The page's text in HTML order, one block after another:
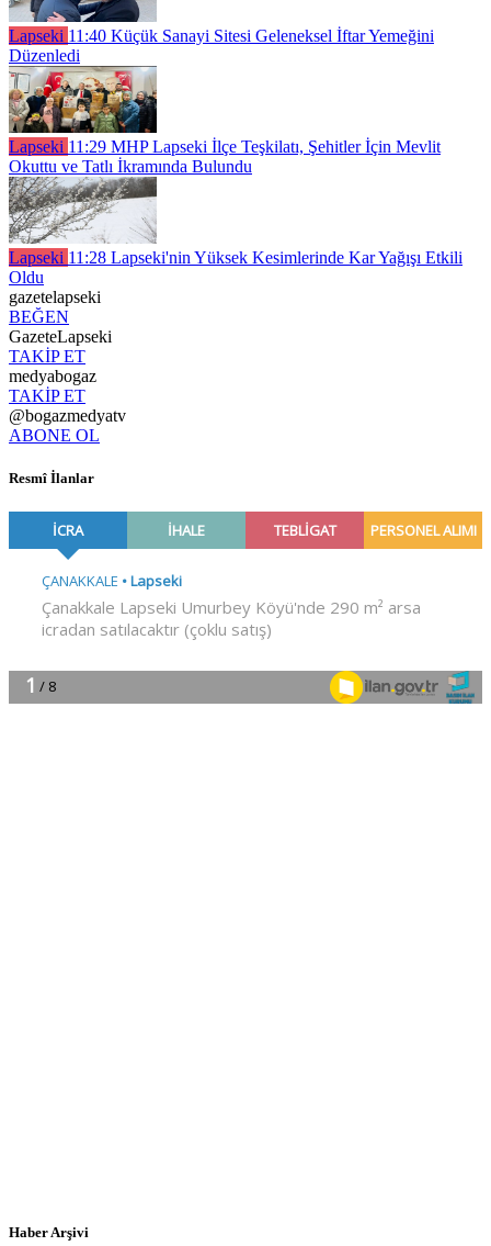
Lapseki 11:40 Küçük Sanayi Sitesi Geleneksel İftar Yemeğini
Düzenledi
Lapseki 11:29 MHP Lapseki İlçe Teşkilatı, Şehitler İçin Mevlit
Okuttu ve Tatlı İkramında Bulundu
Lapseki 11:28 Lapseki'nin Yüksek Kesimlerinde Kar Yağışı Etkili
Oldu
gazetelapseki
BEĞEN
GazeteLapseki
TAKİP ET
medyabogaz
TAKİP ET
@bogazmedyatv
ABONE OL
Resmî İlanlar
Haber Arşivi